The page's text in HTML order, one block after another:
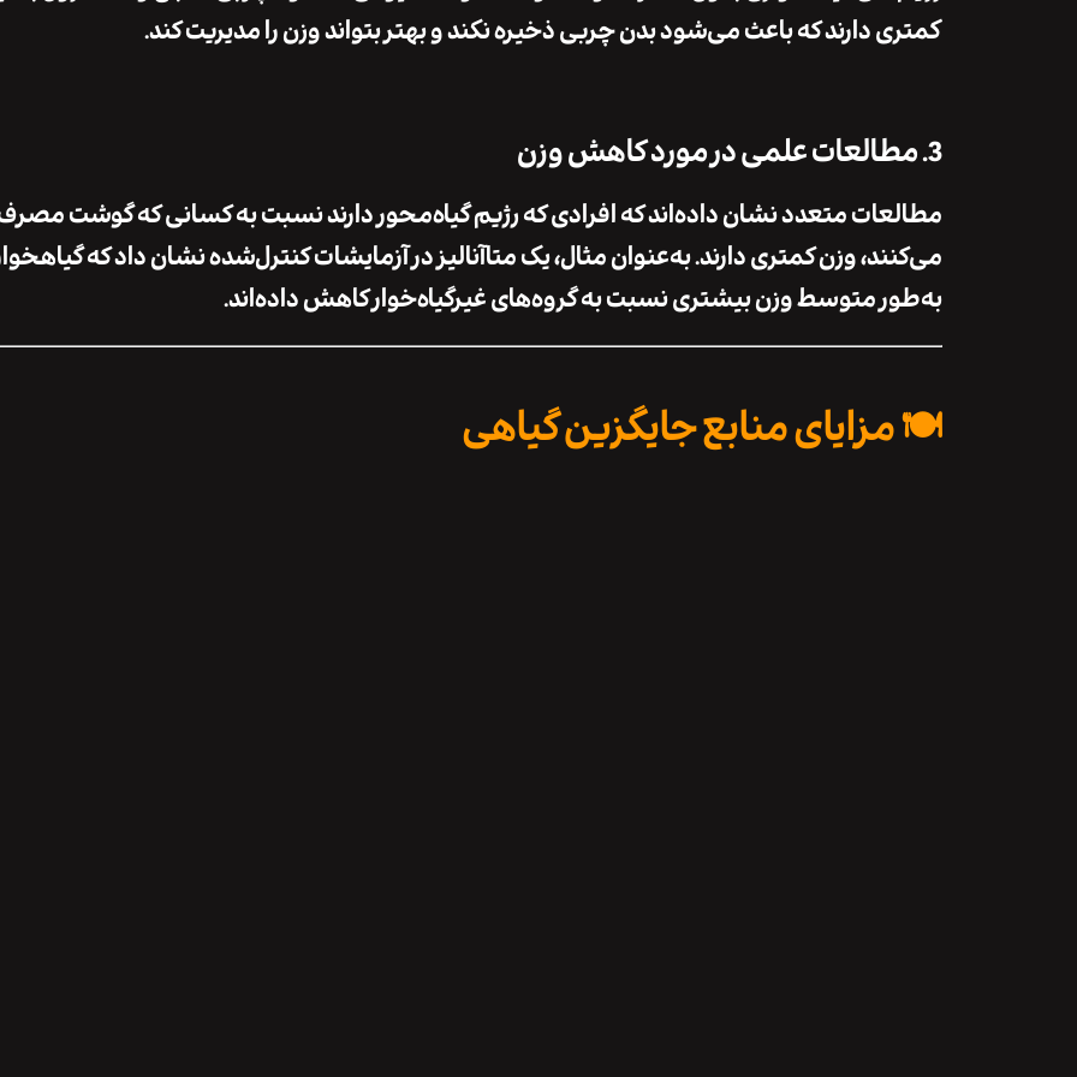
کمتری دارند که باعث می‌شود بدنچربی ذخیره نکندو بهتر بتواند وزن را مدیریت کند.
3. مطالعات علمی در مورد کاهش وزن
مطالعات متعدد نشان داده‌اند که افرادی که رژیم گیاه‌محور دارند نسبت به کسانی که گوشت
می‌کنند،وزن کمتریدارند. به‌عنوان مثال، یک متاآنالیز در آزمایشات کنترل‌شده نشان داد که
به‌طور متوسط وزن بیشتری نسبت به گروه‌های غیرگیاه‌خوار کاهش داده‌اند.
🍽️ مزایای منابع جایگزین گیاهی